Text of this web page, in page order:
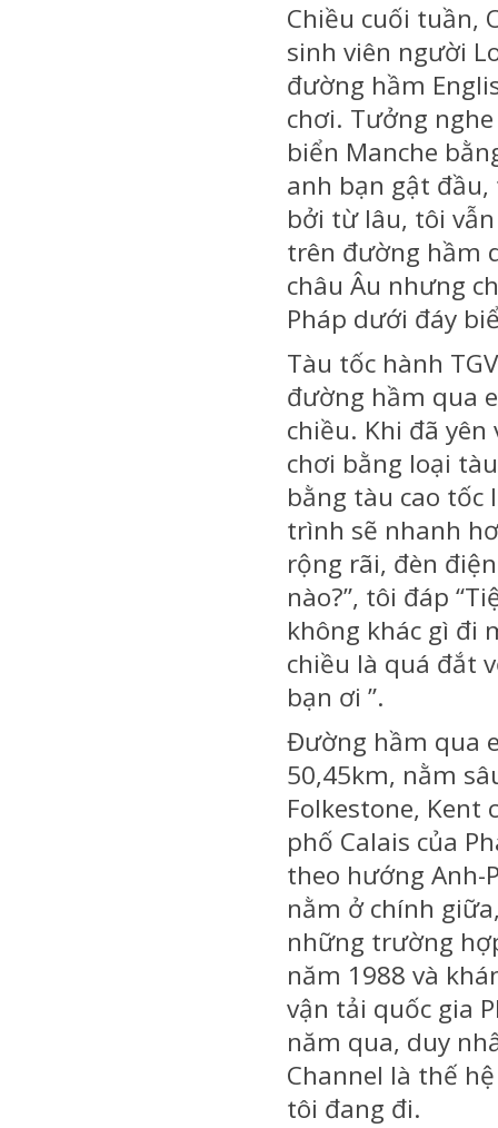
Chiều cuối tuần,
sinh viên người
đường hầm
chơi. Tưởng
biển Manche
anh bạn gật
bởi từ lâu, tôi
trên đường hầm
châu Âu nhưng
Pháp dưới đáy
Tàu tốc hành
đường hầm qua
chiều. Khi đã
chơi bằng loại
bằng tàu cao tốc
trình sẽ nhanh
rộng rãi, đèn
nào?”, tôi đáp
không khác gì đi
chiều là quá đắt
bạn ơi ”.
Đường hầm qua
50,45km, nằm
Folkestone, Kent
phố Calais của
theo hướng Anh-
nằm ở chính
những trường
năm 1988 và
vận tải quốc gia
năm qua, duy
Channel là thế
tôi đang đi.